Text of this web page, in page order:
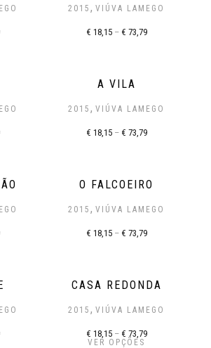
2015,VIÚVA LAMEGO
€ 18,15– € 73,79
A VILA
2015,VIÚVA LAMEGO
€ 18,15– € 73,79
O FALCOEIRO
2015,VIÚVA LAMEGO
€ 18,15– € 73,79
CASA REDONDA
2015,VIÚVA LAMEGO
€ 18,15– € 73,79
VER OPÇÕES